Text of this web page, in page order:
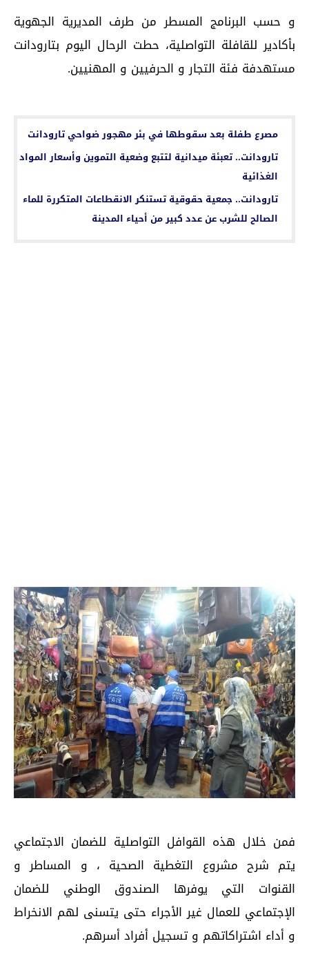
و حسب البرنامج المسطر من طرف المديرية الجهوية
بأكادير للقافلة التواصلية، حطت الرحال اليوم بتارودانت
مستهدفة فئة التجار و الحرفيين و المهنيين.
مصرع طفلة بعد سقوطها في بئر مهجور ضواحي تارودانت
تارودانت.. تعبئة ميدانية لتتبع وضعية التموين وأسعار المواد
الغذائية
تارودانت.. جمعية حقوقية تستنكر الانقطاعات المتكررة للماء
الصالح للشرب عن عدد كبير من أحياء المدينة
فمن خلال هذه القوافل التواصلية للضمان الاجتماعي
يتم شرح مشروع التغطية الصحية ، و المساطر و
القنوات التي يوفرها الصندوق الوطني للضمان
الإجتماعي للعمال غير الأجراء حتى يتسنى لهم الانخراط
و أداء اشتراكاتهم و تسجيل أفراد أسرهم.